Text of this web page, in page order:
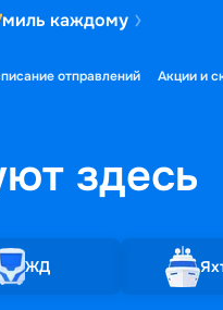
миль каждому
отправлений Акции и
здесь
ЖД